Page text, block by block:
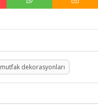
mutfak dekorasyonları